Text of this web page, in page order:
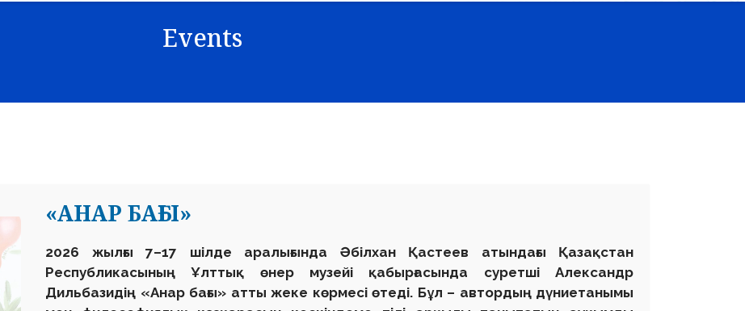
Events
«АНАР БАҒЫ»
2026 жылғы 7–17 шілде аралығында Әбілхан Қастеев атындағы Қазақстан
Республикасының Ұлттық өнер музейі қабырғасында суретші Александр
Дильбазидің «Анар бағы» атты жеке көрмесі өтеді. Бұл – автордың дүниетанымы